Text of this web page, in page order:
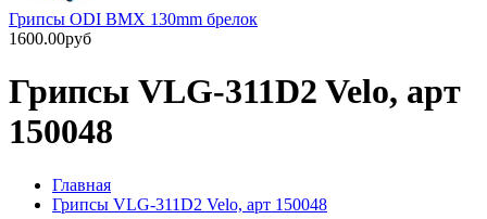
Грипсы ODI BMX 130mm брелок
1600.00руб
Грипсы VLG-311D2 Velo, арт
150048
Главная
Грипсы VLG-311D2 Velo, арт 150048